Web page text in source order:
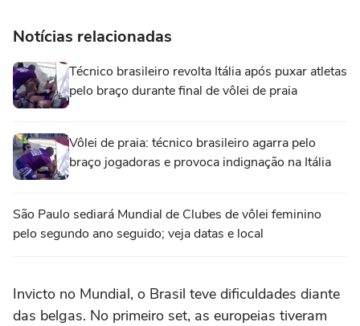
Notícias relacionadas
Técnico brasileiro revolta Itália após puxar atletas
pelo braço durante final de vôlei de praia
Vôlei de praia: técnico brasileiro agarra pelo
braço jogadoras e provoca indignação na Itália
São Paulo sediará Mundial de Clubes de vôlei feminino
pelo segundo ano seguido; veja datas e local
Invicto no Mundial, o Brasil teve dificuldades diante
das belgas. No primeiro set, as europeias tiveram